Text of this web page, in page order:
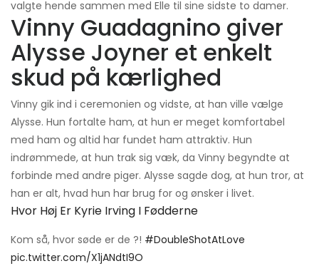
valgte hende sammen med Elle til sine sidste to damer.
Vinny Guadagnino giver
Alysse Joyner et enkelt
skud på kærlighed
Vinny gik ind i ceremonien og vidste, at han ville vælge
Alysse. Hun fortalte ham, at hun er meget komfortabel
med ham og altid har fundet ham attraktiv. Hun
indrømmede, at hun trak sig væk, da Vinny begyndte at
forbinde med andre piger. Alysse sagde dog, at hun tror, ​​at
han er alt, hvad hun har brug for og ønsker i livet.
Hvor Høj Er Kyrie Irving I Fødderne
Kom så, hvor søde er de ?! #DoubleShotAtLove
pic.twitter.com/X1jANdtI9O